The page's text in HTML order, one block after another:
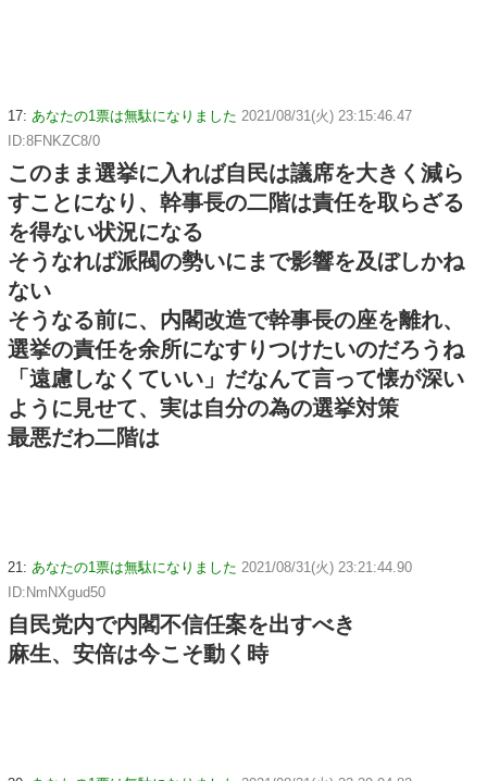
17: あなたの1票は無駄になりました 2021/08/31(火) 23:15:46.47
ID:8FNKZC8/0
このまま選挙に入れば自民は議席を大きく減ら
すことになり、幹事長の二階は責任を取らざる
を得ない状況になる
そうなれば派閥の勢いにまで影響を及ぼしかね
ない
そうなる前に、内閣改造で幹事長の座を離れ、
選挙の責任を余所になすりつけたいのだろうね
「遠慮しなくていい」だなんて言って懐が深い
ように見せて、実は自分の為の選挙対策
最悪だわ二階は
21: あなたの1票は無駄になりました 2021/08/31(火) 23:21:44.90
ID:NmNXgud50
自民党内で内閣不信任案を出すべき
麻生、安倍は今こそ動く時